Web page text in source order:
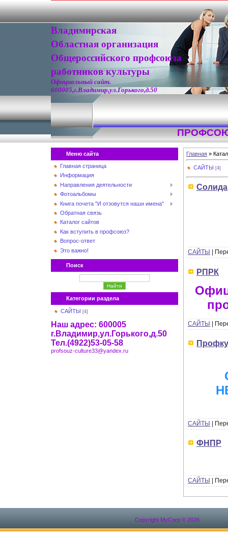
Владимирская
Областная организация
Общероссийского профсоюза
работников культуры
Официальный сайт.
600005,г.Владимир,ул.Горького,д.50
Меню сайта
Главная страница
Информация
Направления деятельности
Фотоальбомы
Книга почета "И отзовутся наши имена"
Обратная связь
Каталог сайтов
Как вступить в профсоюз?
Вопрос-ответ
Это важно!
Поиск
Категории раздела
САЙТЫ [4]
Наш адрес: 600005
г.Владимир,ул.Горького,д.50
Тел.(4922)53-05-58
profsouz-culture33@yandex.ru
Главная »
САЙТЫ [4]
САЙТЫ
РПРК
САЙТЫ
САЙТЫ
ФНПР
САЙТЫ
Copyright MyCorp © 2026